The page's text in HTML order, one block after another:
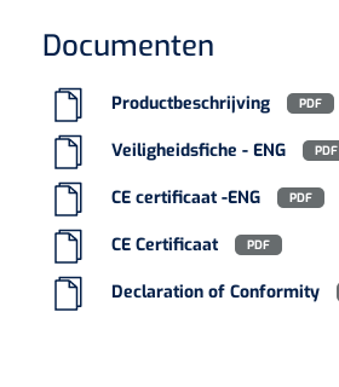
Siliconen verbanden
Alginaten
Diversen
Documenten
Productbeschrijving PDF
Veiligheidsfiche - ENG PDF
CE certificaat -ENG PDF
CE Certificaat PDF
Declaration of Conformity